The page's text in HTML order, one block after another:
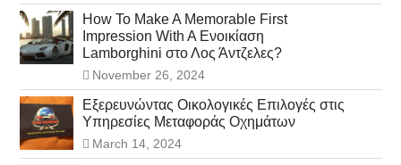
How To Make A Memorable First
Impression With A Ενοικίαση
Lamborghini στο Λος Άντζελες?
November 26, 2024
Εξερευνώντας Οικολογικές Επιλογές στις
Υπηρεσίες Μεταφοράς Οχημάτων
March 14, 2024